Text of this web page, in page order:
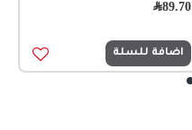
89.70﷼
اضافة للسلة